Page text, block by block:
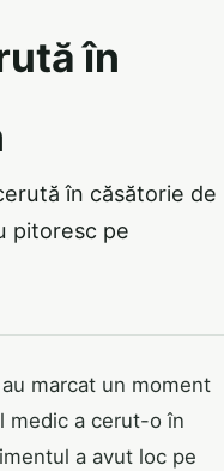
în
în căsătorie de
pitoresc pe
marcat un moment
medic a cerut-o în
a avut loc pe